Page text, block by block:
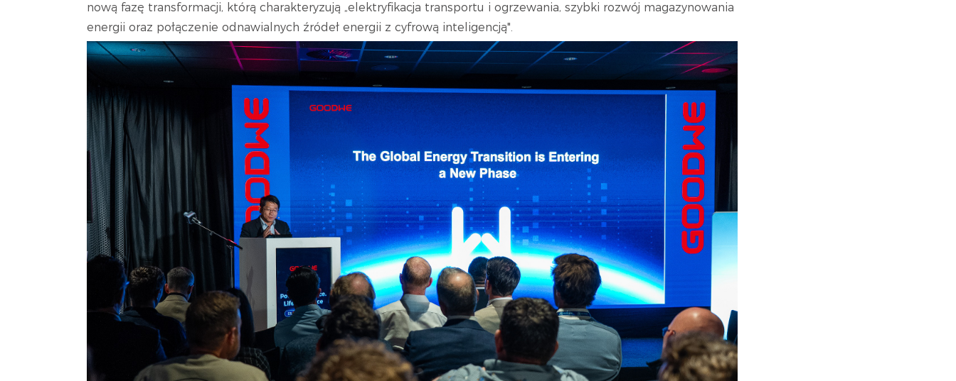
nową fazę transformacji, którą charakteryzują „elektryfikacja transportu i ogrzewania, szybki rozwój magazynowania
energii oraz połączenie odnawialnych źródeł energii z cyfrową inteligencją".